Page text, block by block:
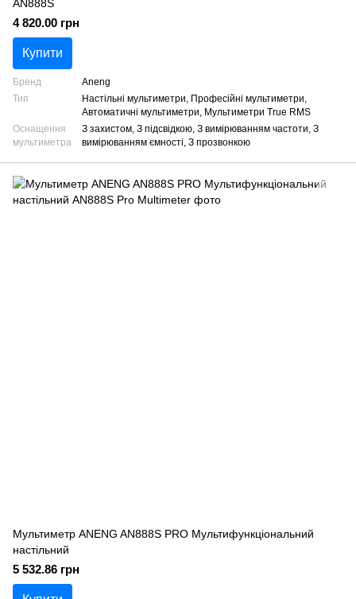
AN888S
4 820.00 грн
Купити
Бренд
Aneng
Тип
Настільні мультиметри, Професійні мультиметри,
Автоматичні мультиметри, Мультиметри True RMS
Оснащення
мультиметра
З захистом, З підсвідкою, З вимірюванням частоти, З
вимірюванням ємності, З прозвонкою
Мультиметр ANENG AN888S PRO Мультифункціональний
настільний
5 532.86 грн